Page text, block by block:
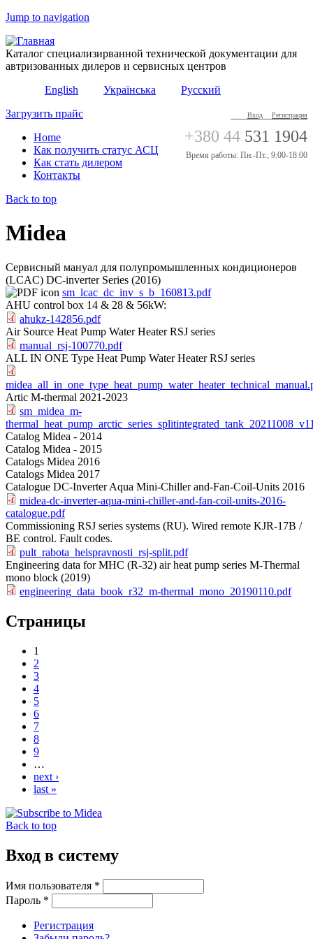
Jump to navigation
Каталог специализирванной технической документации для
автризованных дилеров и сервисных центров
English
Українська Русский
Вход Регистрация
+380 44 531 1904
Время работы: Пн.-Пт., 9:00-18:00
Загрузить прайс
Home
Как получить статус АСЦ
Как стать дилером
Контакты
Back to top
Midea
Сервисный мануал для полупромышленных кондиционеров
(LCAC) DC-inverter Series (2016)
sm_lcac_dc_inv_s_b_160813.pdf
AHU control box 14 & 28 & 56kW:
ahukz-142856.pdf
Air Source Heat Pump Water Heater RSJ series
manual_rsj-100770.pdf
ALL IN ONE Type Heat Pump Water Heater RSJ series
Artic M-thermal 2021-2023
sm_midea_m-
Catalog Midea - 2014
Catalog Midea - 2015
Catalogs Midea 2016
Catalogs Midea 2017
Catalogue DC-Inverter Aqua Mini-Chiller and-Fan-Coil-Units 2016
midea-dc-inverter-aqua-mini-chiller-and-fan-coil-units-2016-
catalogue.pdf
Commissioning RSJ series systems (RU). Wired remote KJR-17B /
BE control. Fault codes.
pult_rabota_heispravnosti_rsj-split.pdf
Engineering data for MHC (R-32) air heat pump series M-Thermal
mono block (2019)
engineering_data_book_r32_m-thermal_mono_20190110.pdf
Страницы
1
2
3
4
5
6
7
8
9
…
next ›
last »
Back to top
Вход в систему
Имя пользователя *
Пароль *
Регистрация